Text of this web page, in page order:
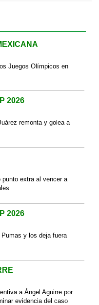
Juegos Olímpicos en
2026
remonta y golea a
extra al vencer a
2026
y los deja fuera
a Ángel Aguirre por
evidencia del caso